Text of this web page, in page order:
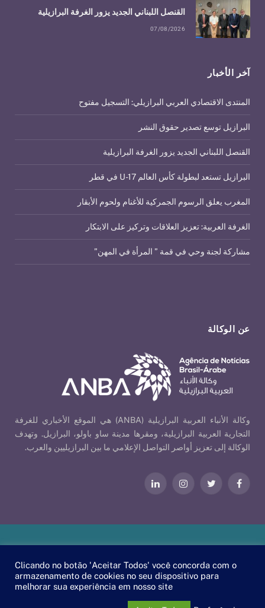
عن الوكالة
وكالة الأنباء العربية البرازيلية (ANBA) هي الموقع الأخباري للغرفة
التجارية العربية البرازيلية، ومقرها مدينة ساو باولو، البرازيل. وتهدف
الوكالة إلى تعزيز أواصر التواصل الإعلامي ما بين البرازيليين والعرب.
فيسبوكتويتر الانستغراملينكدإن
آخر الأخبار
المنتدى الاقتصادي العربي البرازيلي: التسجيل مفتوح
البرازيل توسع تصدير حقوق النشر
القنصل اللبناني الجديد يزور الغرفة البرازيلية
البرازيل تستعد لبطولة كأس العالم U-17 في قطر
المغرب يعلق الرسوم الجمركية للأغنام ولحوم الأبقار
الغرفة العربية: تعزيز العلاقات وتركيز على الابتكار
مشاركة لجنة وحي في قمة ” المرأة في المهن”
القنصل اللبناني الجديد يزور الغرفة البرازيلية
07/08/2026
EscaEsco
.
Clicando no botão 'Aceitar Todos' você concorda com o
armazenamento de cookies no seu dispositivo para
melhorar sua experiência em nosso site